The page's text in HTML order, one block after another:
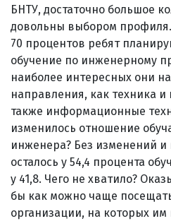
БНТУ, достаточно большое
довольны выбором
70 процентов ребят
обучение по инженерному
наиболее интересных они
направления, как техника
также информационные
изменилось отношение
инженера? Без изменений
осталось у 54,4 процента
у 41,8. Чего не хватило?
бы как можно чаще
организации, на которых им